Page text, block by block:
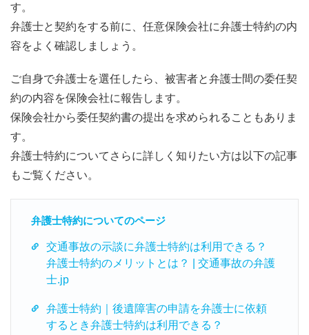
す。
弁護士と契約をする前に、任意保険会社に弁護士特約の内
容をよく確認しましょう。
ご自身で弁護士を選任したら、被害者と弁護士間の委任契
約の内容を保険会社に報告します。
保険会社から委任契約書の提出を求められることもありま
す。
弁護士特約についてさらに詳しく知りたい方は以下の記事
もご覧ください。
弁護士特約についてのページ
交通事故の示談に弁護士特約は利用できる？
弁護士特約のメリットとは？ | 交通事故の弁護
士.jp
弁護士特約｜後遺障害の申請を弁護士に依頼
するとき弁護士特約は利用できる？